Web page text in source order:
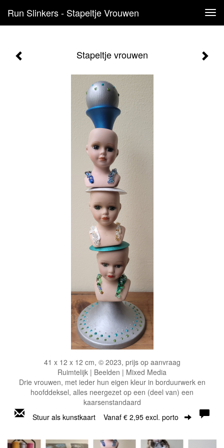
Run Slinkers - Stapeltje Vrouwen
Stapeltje vrouwen
41 x 12 x 12 cm, © 2023, prijs op aanvraag
Ruimtelijk | Beelden | Mixed Media
Drie vrouwen, met ieder hun eigen kleur in borduurwerk en
hoofddeksel, alles neergezet op een (deel van) een
kaarsenstandaard
Stuur als kunstkaart Vanaf € 2,95 excl. porto